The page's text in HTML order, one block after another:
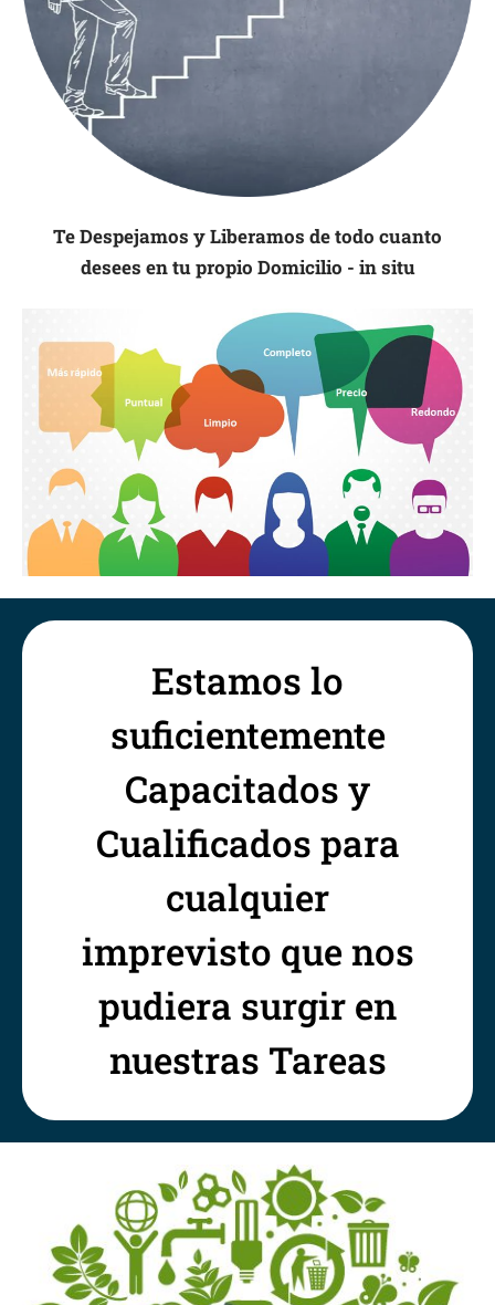
Te Despejamos y Liberamos de todo cuanto
desees en tu propio Domicilio - in situ
Estamos lo
suficientemente
Capacitados y
Cualificados para
cualquier
imprevisto que nos
pudiera surgir en
nuestras Tareas